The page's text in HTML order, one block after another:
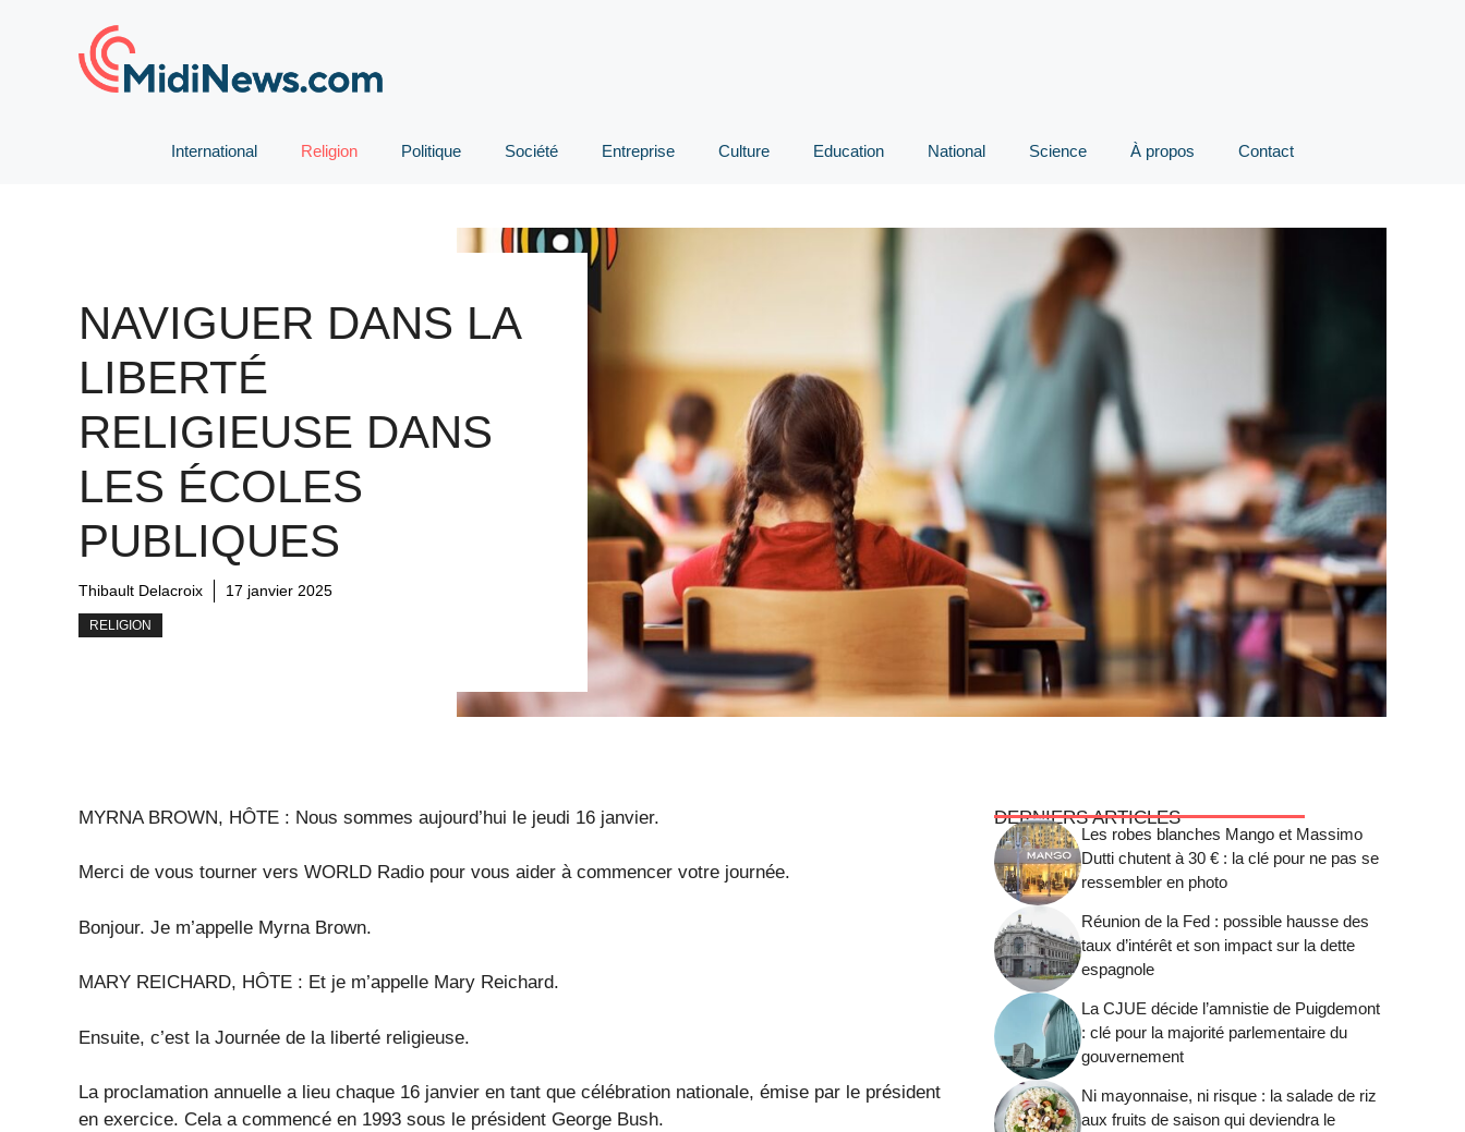
International Religion Politique Société Entreprise Culture Education National Science À propos Contact
NAVIGUER DANS LA
LIBERTÉ
RELIGIEUSE DANS
LES ÉCOLES
PUBLIQUES
Thibault Delacroix 17 janvier 2025
RELIGION
MYRNA BROWN, HÔTE : Nous sommes aujourd’hui le jeudi 16 janvier.
Merci de vous tourner vers WORLD Radio pour vous aider à commencer votre journée.
Bonjour. Je m’appelle Myrna Brown.
MARY REICHARD, HÔTE : Et je m’appelle Mary Reichard.
Ensuite, c’est la Journée de la liberté religieuse.
La proclamation annuelle a lieu chaque 16 janvier en tant que célébration nationale, émise par le président
en exercice. Cela a commencé en 1993 sous le président George Bush.
DERNIERS ARTICLES
Les robes blanches Mango et Massimo
Dutti chutent à 30 € : la clé pour ne pas se
ressembler en photo
Réunion de la Fed : possible hausse des
taux d’intérêt et son impact sur la dette
espagnole
La CJUE décide l’amnistie de Puigdemont
: clé pour la majorité parlementaire du
gouvernement
Ni mayonnaise, ni risque : la salade de riz
aux fruits de saison qui deviendra le